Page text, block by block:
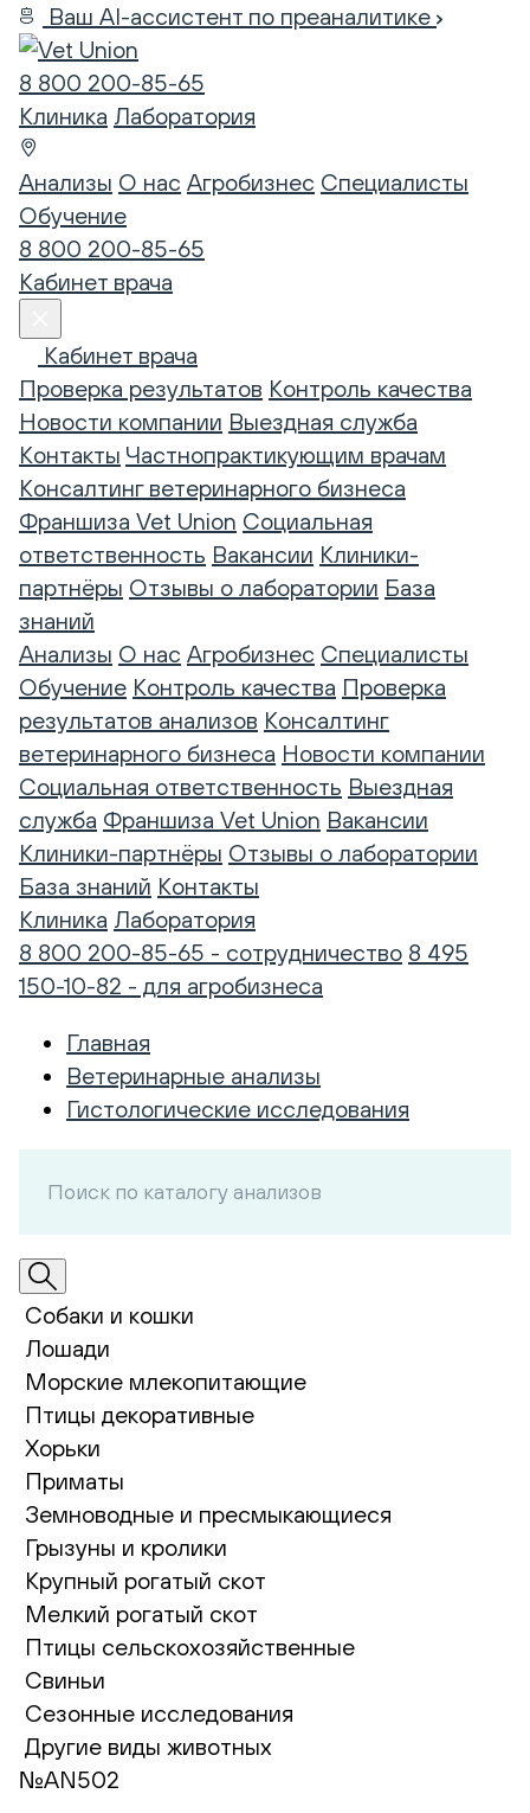
Ваш AI-ассистент по преаналитике
8 800 200-85-65
Клиника Лаборатория
Анализы О нас Агробизнес Специалисты
Обучение
8 800 200-85-65
Кабинет врача
Кабинет врача
Проверка результатов Контроль качества
Новости компании Выездная служба
Контакты Частнопрактикующим врачам
Консалтинг ветеринарного бизнеса
Франшиза Vet Union Социальная
ответственность Вакансии Клиники-
партнёры Отзывы о лаборатории База
знаний
Анализы О нас Агробизнес Специалисты
Обучение Контроль качества Проверка
результатов анализов Консалтинг
ветеринарного бизнеса Новости компании
Социальная ответственность Выездная
служба Франшиза Vet Union Вакансии
Клиники-партнёры Отзывы о лаборатории
База знаний Контакты
Клиника Лаборатория
8 800 200-85-65 - сотрудничество 8 495
150-10-82 - для агробизнеса
Главная
Ветеринарные анализы
Гистологические исследования
Собаки и кошки
Лошади
Морские млекопитающие
Птицы декоративные
Хорьки
Приматы
Земноводные и пресмыкающиеся
Грызуны и кролики
Крупный рогатый скот
Мелкий рогатый скот
Птицы сельскохозяйственные
Свиньи
Сезонные исследования
Другие виды животных
№AN502